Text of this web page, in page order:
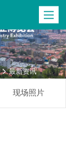
Toggle
 最新资讯
现场照片